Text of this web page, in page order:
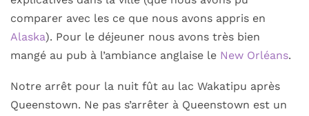
comparer avec les ce que nous avons appris en
Alaska). Pour le déjeuner nous avons très bien
mangé au pub à l’ambiance anglaise le New Orléans.
Notre arrêt pour la nuit fût au lac Wakatipu après
Queenstown. Ne pas s’arrêter à Queenstown est un